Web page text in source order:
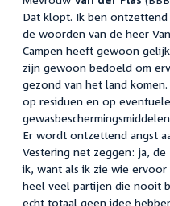
Dat klopt. Ik ben
de woorden van de heer
Campen heeft gewoon
zijn gewoon bedoeld om
gezond van het land
op residuen en op
Er wordt ontzettend angst
Vestering net zeggen: ja,
ik, want als ik zie wie
heel veel partijen die nooit
echt totaal geen idee